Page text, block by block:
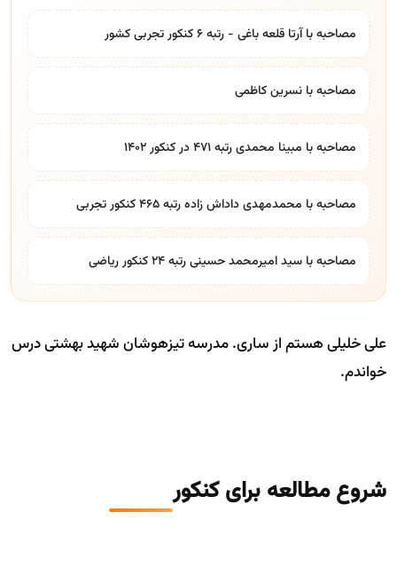
مصاحبه با آرتا قلعه باغی - رتبه 6 کنکور تجربی کشور
مصاحبه با نسرین کاظمی
مصاحبه با مبینا محمدی رتبه ۴۷۱ در کنکور ۱۴۰۲
مصاحبه با محمدمهدی داداش زاده رتبه ۴۶۵ کنکور تجربی
مصاحبه با سید امیرمحمد حسینی رتبه ۲۴ کنکور ریاضی
علی خلیلی هستم از ساری. مدرسه تیزهوشان شهید بهشتی درس
خواندم.
شروع مطالعه برای کنکور